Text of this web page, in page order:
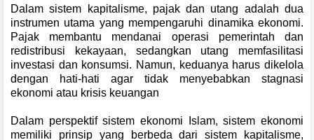
Dalam sistem kapitalisme, pajak dan utang adalah dua
instrumen utama yang mempengaruhi dinamika ekonomi.
Pajak membantu mendanai operasi pemerintah dan
redistribusi kekayaan, sedangkan utang memfasilitasi
investasi dan konsumsi. Namun, keduanya harus dikelola
dengan hati-hati agar tidak menyebabkan stagnasi
ekonomi atau krisis keuangan
Dalam perspektif sistem ekonomi Islam, sistem ekonomi
memiliki prinsip yang berbeda dari sistem kapitalisme,